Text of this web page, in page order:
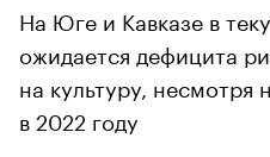
На Юге и Кавказе в
ожидается дефицита
на культуру,
в 2022 году